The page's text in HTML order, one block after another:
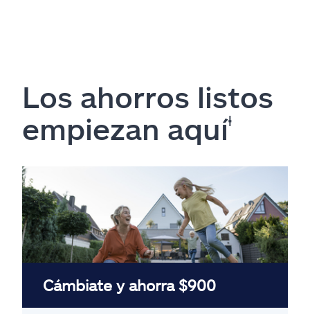
Los ahorros listos
empiezan aquíⱡ
Cámbiate y ahorra $900